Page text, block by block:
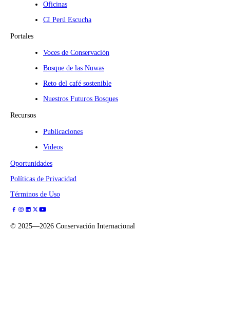
Oficinas
CI Perú Escucha
Portales
Voces de Conservación
Bosque de las Nuwas
Reto del café sostenible
Nuestros Futuros Bosques
Recursos
Publicaciones
Videos
Oportunidades
Políticas de Privacidad
Términos de Uso
© 2025—2026 Conservación Internacional